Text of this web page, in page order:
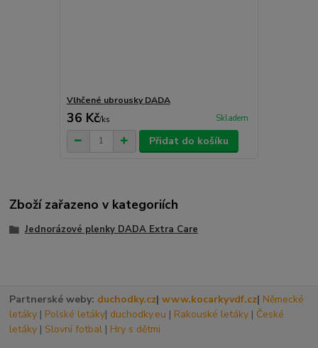
Vlhčené ubrousky DADA
36 Kč/ks Skladem
Přidat do košíku
Zboží zařazeno v kategoriích
Jednorázové plenky DADA Extra Care
Partnerské weby: duchodky.cz|www.kocarkyvdf.cz| Německé
letáky | Polské letáky| duchodky.eu | Rakouské letáky | České
letáky | Slovní fotbal | Hry s dětmi